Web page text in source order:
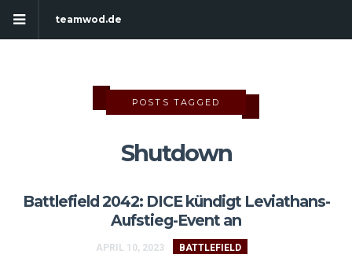
teamwod.de
POSTS TAGGED
Shutdown
Battlefield 2042: DICE kündigt Leviathans-
Aufstieg-Event an
APRIL 10, 2023 BATTLEFIELD